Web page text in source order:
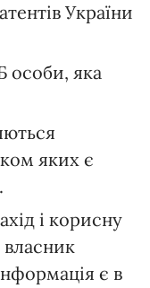
України
особи, яка
яких є
і корисну
власник
є в